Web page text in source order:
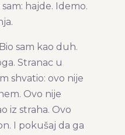
hajde. Idemo.
sam kao duh.
Stranac u
shvatio: ovo nije
Ovo nije
iz straha. Ovo
I pokušaj da ga